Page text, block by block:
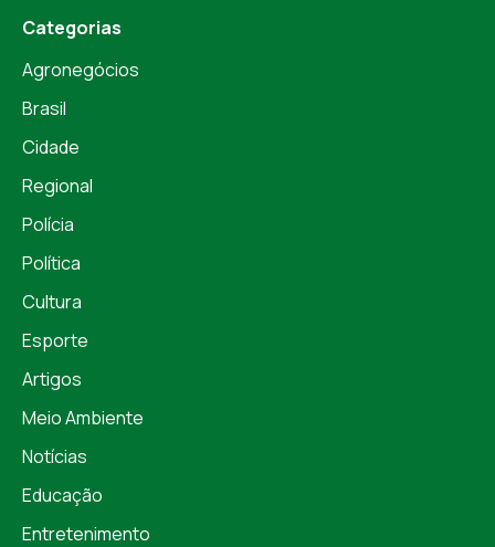
Categorias
Agronegócios
Brasil
Cidade
Regional
Polícia
Política
Cultura
Esporte
Artigos
Meio Ambiente
Notícias
Educação
Entretenimento